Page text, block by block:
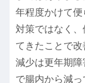
年程度かけて
対策ではなく
てきたことで
減少は更年期
で腸内から減